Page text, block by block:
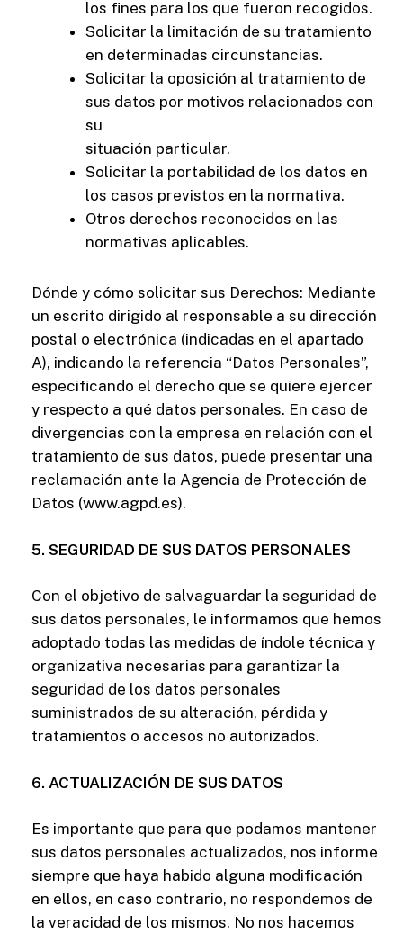
los fines para los que fueron recogidos.
Solicitar la limitación de su tratamiento
en determinadas circunstancias.
Solicitar la oposición al tratamiento de
sus datos por motivos relacionados con
su
situación particular.
Solicitar la portabilidad de los datos en
los casos previstos en la normativa.
Otros derechos reconocidos en las
normativas aplicables.
Dónde y cómo solicitar sus Derechos: Mediante
un escrito dirigido al responsable a su dirección
postal o electrónica (indicadas en el apartado
A), indicando la referencia “Datos Personales”,
especificando el derecho que se quiere ejercer
y respecto a qué datos personales. En caso de
divergencias con la empresa en relación con el
tratamiento de sus datos, puede presentar una
reclamación ante la Agencia de Protección de
Datos (www.agpd.es).
5. SEGURIDAD DE SUS DATOS PERSONALES
Con el objetivo de salvaguardar la seguridad de
sus datos personales, le informamos que hemos
adoptado todas las medidas de índole técnica y
organizativa necesarias para garantizar la
seguridad de los datos personales
suministrados de su alteración, pérdida y
tratamientos o accesos no autorizados.
6. ACTUALIZACIÓN DE SUS DATOS
Es importante que para que podamos mantener
sus datos personales actualizados, nos informe
siempre que haya habido alguna modificación
en ellos, en caso contrario, no respondemos de
la veracidad de los mismos. No nos hacemos